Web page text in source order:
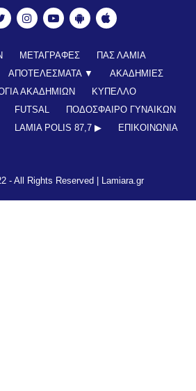
ΜΕΤΑΓΡΑΦΕΣ
ΠΑΣ ΛΑΜΙΑ
ΑΠΟΤΕΛΕΣΜΑΤΑ ▼
ΑΚΑΔΗΜΙΕΣ
ΑΚΑΔΗΜΙΩΝ
ΚΥΠΕΛΛΟ
FUTSAL
ΠΟΔΟΣΦΑΙΡΟ ΓΥΝΑΙΚΩΝ
LAMIA POLIS 87,7 ▶︎ ΕΠΙΚΟΙΝΩΝΊΑ
- All Rights Reserved | Lamiara.gr